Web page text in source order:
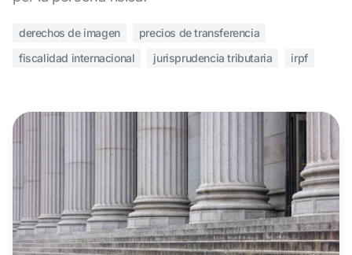
derechos de imagen
precios de transferencia
fiscalidad internacional
jurisprudencia tributaria irpf